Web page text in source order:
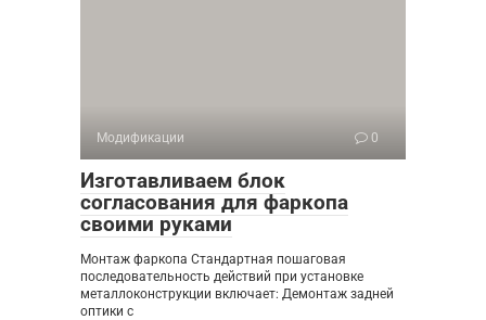
Модификации 0
Изготавливаем блок
согласования для фаркопа
своими руками
Монтаж фаркопа Стандартная пошаговая
последовательность действий при установке
металлоконструкции включает: Демонтаж задней
оптики с